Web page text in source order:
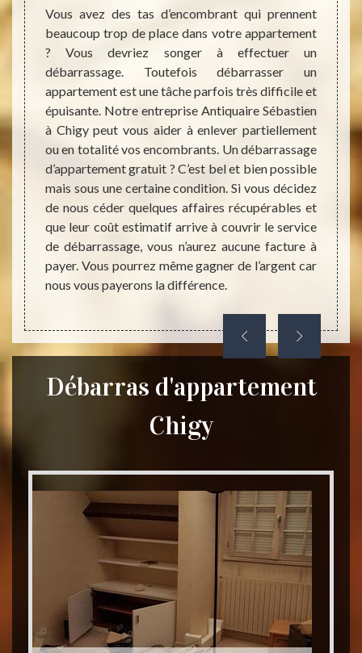
vous
pour
ses
tact
dans
dans
de
de
Vous avez des tas d’encombrant qui prennent
beaucoup trop de place dans votre appartement
? Vous devriez songer à effectuer un
débarrassage. Toutefois débarrasser un
appartement est une tâche parfois très difficile et
épuisante. Notre entreprise Antiquaire Sébastien
à Chigy peut vous aider à enlever partiellement
ou en totalité vos encombrants. Un débarrassage
d’appartement gratuit ? C’est bel et bien possible
mais sous une certaine condition. Si vous décidez
de nous céder quelques affaires récupérables et
que leur coût estimatif arrive à couvrir le service
de débarrassage, vous n’aurez aucune facture à
payer. Vous pourrez même gagner de l’argent car
nous vous payerons la différence.
fait
En
les
pas
vers
Débarras d'appartement
Chigy